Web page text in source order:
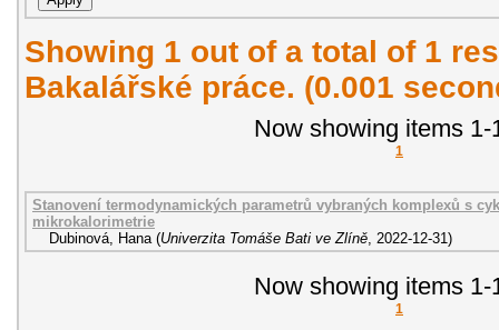
Showing 1 out of a total of 1
Bakalářské práce. (0.001
Now showing items 1-
1
Stanovení termodynamických parametrů vybraných komplexů s
mikrokalorimetrie
Dubinová, Hana (Univerzita Tomáše Bati ve Zlíně, 2022-12-31)
Now showing items 1-
1